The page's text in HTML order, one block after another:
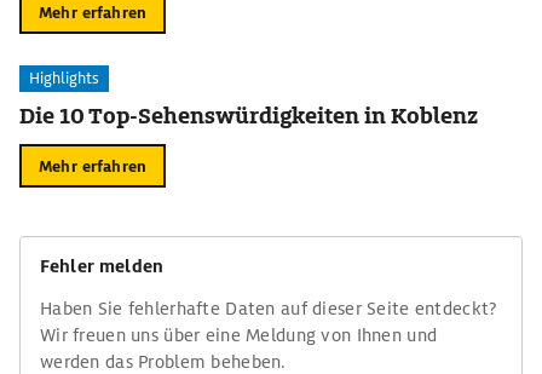
Mehr erfahren
Highlights
Die 10 Top-Sehenswürdigkeiten in Koblenz
Mehr erfahren
Fehler melden
Haben Sie fehlerhafte Daten auf dieser Seite entdeckt?
Wir freuen uns über eine Meldung von Ihnen und
werden das Problem beheben.